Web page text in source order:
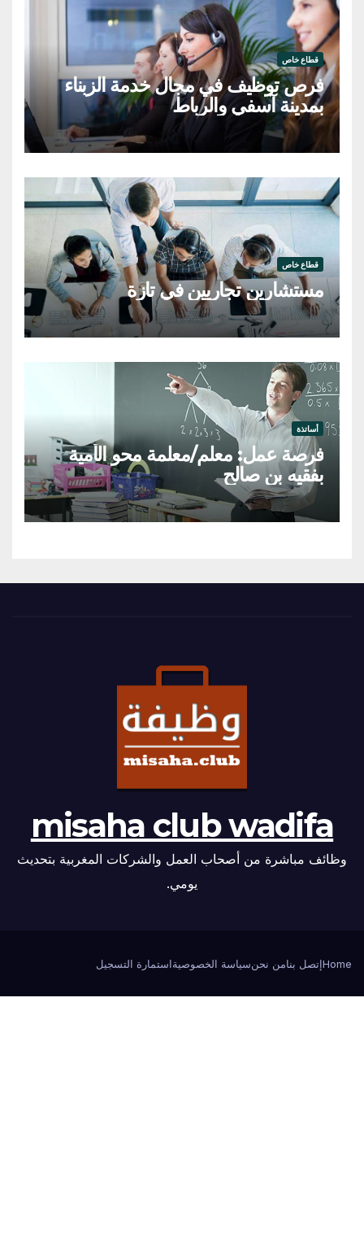
قطاع خاص
فرص توظيف في مجال خدمة الزبناء
بمدينة آسفي والرباط
قطاع خاص
مستشارين تجاريين في تازة
أساتذة
فرصة عمل: معلم/معلمة محو الأمية
بفقيه بن صالح
misaha club wadifa
وظائف مباشرة من أصحاب العمل والشركات المغربية بتحديث
يومي.
Homeإتصل بنامن نحنسياسة الخصوصيةاستمارة التسجيل